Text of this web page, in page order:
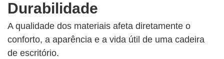
Durabilidade
A qualidade dos materiais afeta diretamente o
conforto, a aparência e a vida útil de uma cadeira
de escritório.